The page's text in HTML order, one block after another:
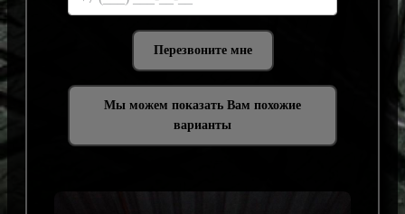
Мы можем показать Вам похожие
варианты